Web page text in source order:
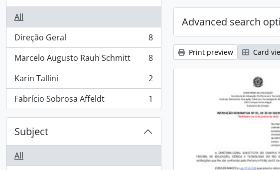
All
Direção Geral
, 8 results
8
Marcelo Augusto Rauh Schmitt
, 8 results
8
Karin Tallini
, 2 results
2
Fabrício Sobrosa Affeldt
, 1 results 1
Subject
All
Advanced search
Print preview Card